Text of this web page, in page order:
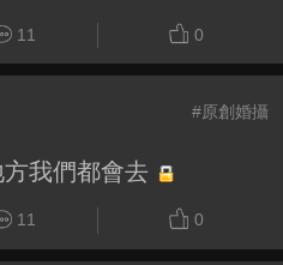
11 0
#原創婚攝
我們都會去
11 0